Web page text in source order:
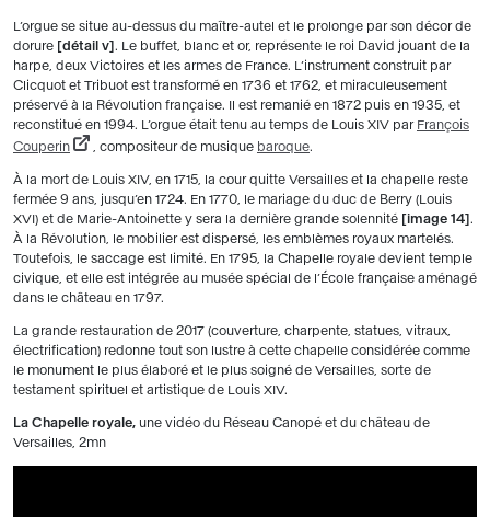
L’orgue se situe au-dessus du maître-autel et le prolonge par son décor de
dorure
détail v . Le buffet, blanc et or, représente le roi David jouant de la
harpe, deux Victoires et les armes de France. L’instrument construit par
Clicquot et Tribuot est transformé en 1736 et 1762, et miraculeusement
préservé à la Révolution française. Il est remanié en 1872 puis en 1935, et
reconstitué en 1994. L’orgue était tenu au temps de Louis XIV par François
Couperin
, compositeur de musique baroque.
À la mort de Louis XIV, en 1715, la cour quitte Versailles et la chapelle reste
fermée 9 ans, jusqu’en 1724. En 1770, le mariage du duc de Berry (Louis
XVI) et de Marie-Antoinette y sera la dernière grande solennité
image 14 .
À la Révolution, le mobilier est dispersé, les emblèmes royaux martelés.
Toutefois, le saccage est limité. En 1795, la Chapelle royale devient temple
civique, et elle est intégrée au musée spécial de l’École française aménagé
dans le château en 1797.
La grande restauration de 2017 (couverture, charpente, statues, vitraux,
électrification) redonne tout son lustre à cette chapelle considérée comme
le monument le plus élaboré et le plus soigné de Versailles, sorte de
testament spirituel et artistique de Louis XIV.
La Chapelle royale, une vidéo du Réseau Canopé et du château de
Versailles, 2mn